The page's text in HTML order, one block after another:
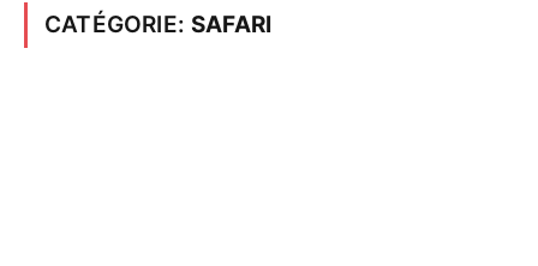
CATÉGORIE: SAFARI